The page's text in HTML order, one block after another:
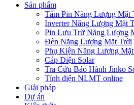
Sản phẩm
Tấm Pin Năng Lượng Mặt
Inverter Năng Lượng Mặt
Pin Lưu Trữ Năng Lượng
Đèn Năng Lượng Mặt Trời
Phụ Kiện Năng Lượng
Cáp Điện Solar
Tra Cứu Bảo Hành Jinko
Tính điện NLMT online
Giải pháp
Dự án